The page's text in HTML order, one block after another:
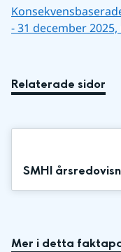
- 31 december
Relaterade sidor
SMHI
Mer i detta